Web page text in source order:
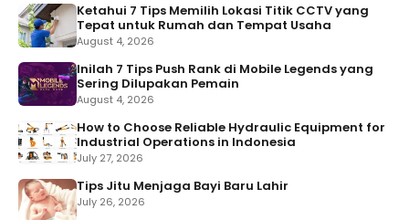
Ketahui 7 Tips Memilih Lokasi Titik CCTV yang
Tepat untuk Rumah dan Tempat Usaha
August 4, 2026
Inilah 7 Tips Push Rank di Mobile Legends yang
Sering Dilupakan Pemain
August 4, 2026
How to Choose Reliable Hydraulic Equipment for
Industrial Operations in Indonesia
July 27, 2026
Tips Jitu Menjaga Bayi Baru Lahir
July 26, 2026